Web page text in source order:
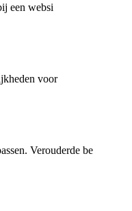
een websi
voor
Verouderde be